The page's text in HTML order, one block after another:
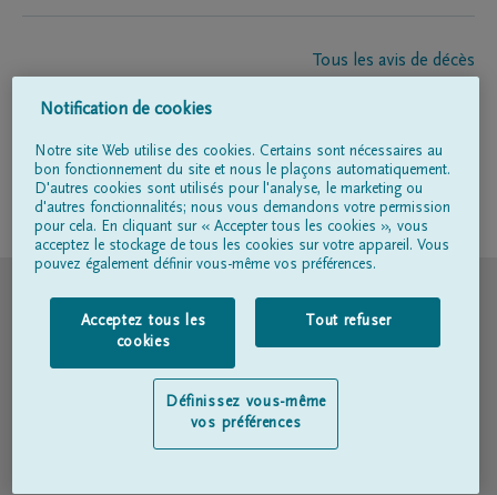
Tous les avis de décès
Entrepreneur de pompes funèbres
Suivez-nous sur
Conditions d'utilisation
Déclaration relative à la vie privée
Déclaration d’accessibilité
Notification de cookies
Notre site Web utilise des cookies. Certains sont nécessaires au
bon fonctionnement du site et nous le plaçons automatiquement.
D'autres cookies sont utilisés pour l'analyse, le marketing ou
d'autres fonctionnalités; nous vous demandons votre permission
pour cela. En cliquant sur « Accepter tous les cookies », vous
acceptez le stockage de tous les cookies sur votre appareil. Vous
pouvez également définir vous-même vos préférences.
Acceptez tous les
cookies
Tout refuser
Définissez vous-même
vos préférences